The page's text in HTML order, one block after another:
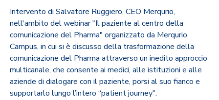
Intervento di Salvatore Ruggiero, CEO Merqurio,
nell'ambito del webinar "Il paziente al centro della
comunicazione del Pharma" organizzato da Merqurio
Campus, in cui si è discusso della trasformazione della
comunicazione del Pharma attraverso un inedito approccio
multicanale, che consente ai medici, alle istituzioni e alle
aziende di dialogare con il paziente, porsi al suo fianco e
supportarlo lungo l’intero “patient journey".